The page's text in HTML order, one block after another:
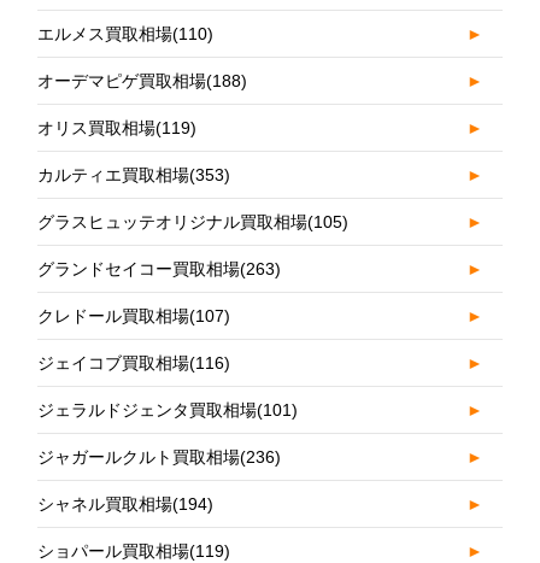
エルメス買取相場(110) ►
オーデマピゲ買取相場(188) ►
オリス買取相場(119) ►
カルティエ買取相場(353) ►
グラスヒュッテオリジナル買取相場(105) ►
グランドセイコー買取相場(263) ►
クレドール買取相場(107) ►
ジェイコブ買取相場(116) ►
ジェラルドジェンタ買取相場(101) ►
ジャガールクルト買取相場(236) ►
シャネル買取相場(194) ►
ショパール買取相場(119) ►